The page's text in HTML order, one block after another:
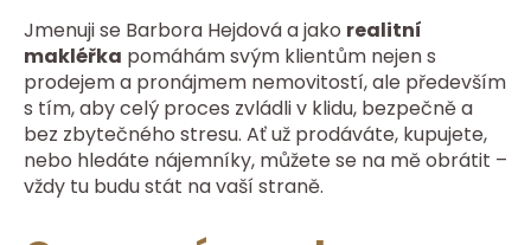
Jmenuji se Barbora Hejdová a jako realitní
makléřka pomáhám svým klientům nejen s
prodejem a pronájmem nemovitostí, ale především
s tím, aby celý proces zvládli v klidu, bezpečně a
bez zbytečného stresu. Ať už prodáváte, kupujete,
nebo hledáte nájemníky, můžete se na mě obrátit –
vždy tu budu stát na vaší straně.